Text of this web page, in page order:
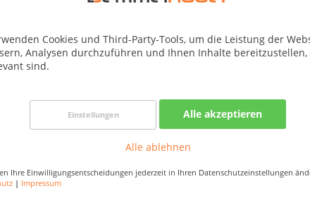
Cookies und Third-Party-Tools, um die Leistung der
Analysen durchzuführen und Ihnen Inhalte
sind.
Einstellungen Alle akzeptieren
Alle ablehnen
Ihre Einwilligungsentscheidungen jederzeit in Ihren Datenschutzeinstellungen
| Impressum
Skonto-
Best-
Merken